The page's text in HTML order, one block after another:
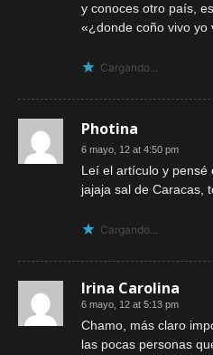
y conoces otro país,
«¿donde coño vivo yo
Cargando...
Photina
6 mayo, 12 at 4:50 pm
Leí el artículo y pensé
jajaja sal de Caracas,
Cargando...
Irina Carolina
6 mayo, 12 at 5:13 pm
Chamo, más claro
las pocas personas